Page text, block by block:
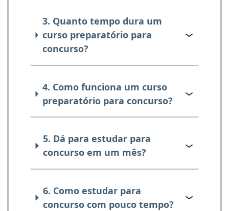
3. Quanto tempo dura um
curso preparatório para
concurso?
4. Como funciona um curso
preparatório para concurso?
5. Dá para estudar para
concurso em um mês?
6. Como estudar para
concurso com pouco tempo?